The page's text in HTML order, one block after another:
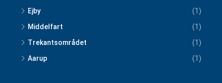
Ejby
(1)
Middelfart
(1)
Trekantsområdet
(1)
Aarup
(1)